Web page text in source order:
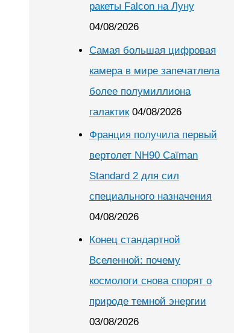
ракеты Falcon на Луну
04/08/2026
Самая большая цифровая
камера в мире запечатлела
более полумиллиона
галактик 04/08/2026
Франция получила первый
вертолет NH90 Caïman
Standard 2 для сил
специального назначения
04/08/2026
Конец стандартной
Вселенной: почему
космологи снова спорят о
природе темной энергии
03/08/2026